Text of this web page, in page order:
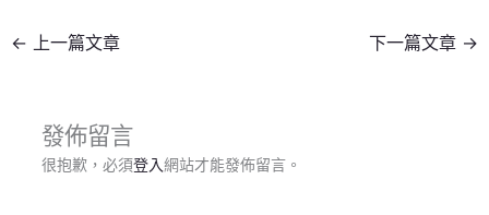
← 上一篇文章 下一篇文章 →
發佈留言
很抱歉，必須登入網站才能發佈留言。